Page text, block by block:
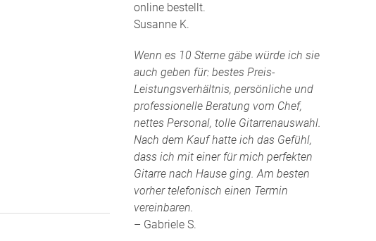
online bestellt.
Susanne K.
Wenn es 10 Sterne gäbe würde ich sie
auch geben für: bestes Preis-
Leistungsverhältnis, persönliche und
professionelle Beratung vom Chef,
nettes Personal, tolle Gitarrenauswahl.
Nach dem Kauf hatte ich das Gefühl,
dass ich mit einer für mich perfekten
Gitarre nach Hause ging. Am besten
vorher telefonisch einen Termin
vereinbaren.
– Gabriele S.